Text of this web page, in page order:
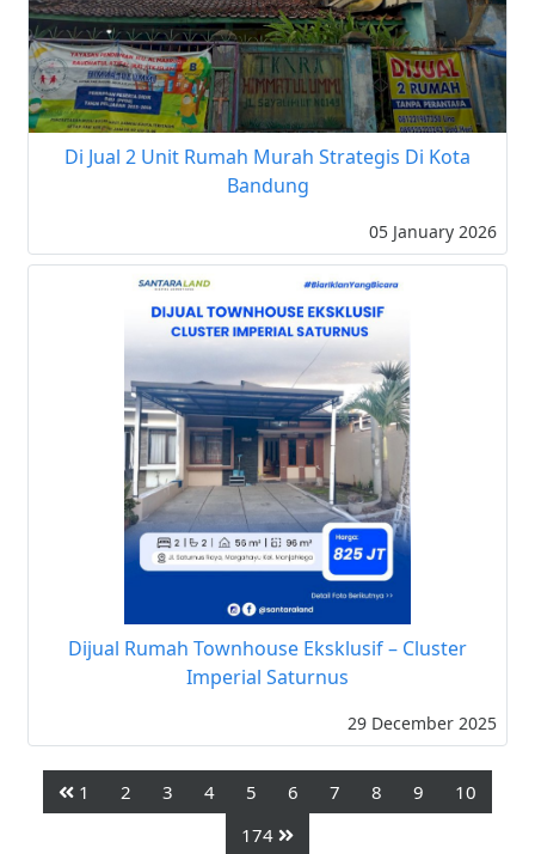
Di Jual 2 Unit Rumah Murah Strategis Di Kota
Bandung
05 January 2026
Dijual Rumah Townhouse Eksklusif – Cluster
Imperial Saturnus
29 December 2025
1 2 3 4 5 6 7 8 9
10
174